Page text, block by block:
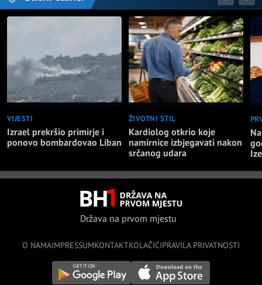
VIJESTI
Izrael prekršio primirje i
ponovo bombardovao Liban
ŽIVOTNI STIL
Kardiolog otkrio koje
namirnice izbjegavati nakon
srčanog udara
Država na prvom mjestu
O NAMAIMPRESSUMKONTAKTKOLAČIĆIPRAVILA PRIVATNOSTI